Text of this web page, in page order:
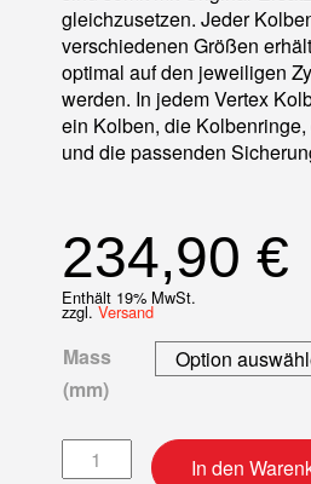
gleichzusetzen. Jeder
verschiedenen Größen
optimal auf den jeweiligen
werden. In jedem Vertex
ein Kolben, die
und die passenden
234,90 €
Enthält 19% MwSt.
zzgl. Versand
Mass
(mm)
Kolben-Kit MengeIn den